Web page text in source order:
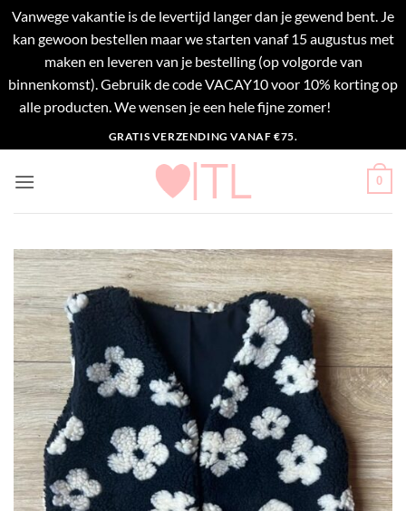
Vanwege vakantie is de levertijd langer dan je gewend bent. Je
kan gewoon bestellen maar we starten vanaf 15 augustus met
maken en leveren van je bestelling (op volgorde van
binnenkomst). Gebruik de code VACAY10 voor 10% korting op
alle producten. We wensen je een hele fijne zomer!
naar
inhoud
GRATIS VERZENDING VANAF €75.
0